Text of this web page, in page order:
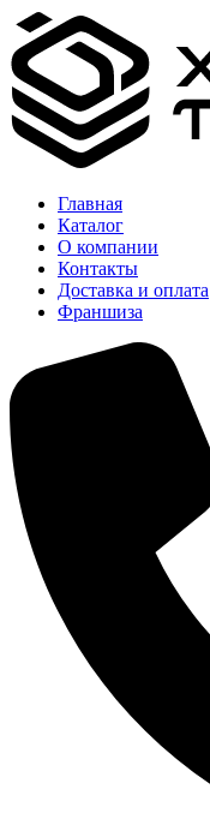
Главная
Каталог
О компании
Контакты
Доставка и оплата
Франшиза